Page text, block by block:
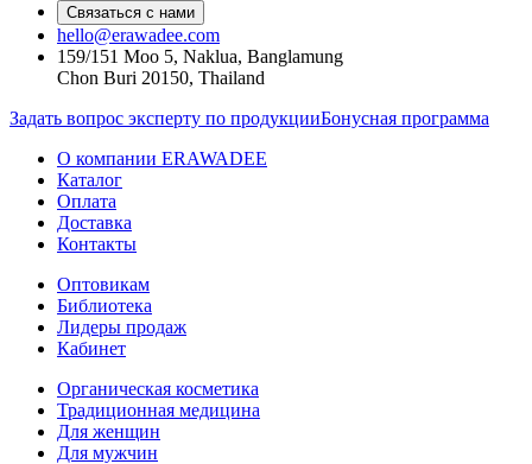
Связаться с нами
hello@erawadee.com
159/151 Moo 5, Naklua, Banglamung
Chon Buri 20150, Thailand
Задать вопрос эксперту по продукцииБонусная программа
О компании ERAWADEE
Каталог
Оплата
Доставка
Контакты
Оптовикам
Библиотека
Лидеры продаж
Кабинет
Органическая косметика
Традиционная медицина
Для женщин
Для мужчин